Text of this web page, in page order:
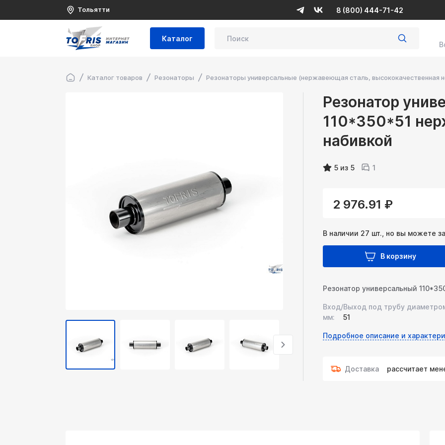
Тольятти 8 (800) 444-71-42
Каталог
Каталог товаров Резонаторы Резонаторы универсальные (нержавеющая сталь, высококачественная
Резонатор
110*350*51
набивкой
5 из 5 1
2 976.91 ₽
В наличии 27 шт., но вы можете
В корзину
Резонатор универсальный
Вход/Выход под трубу
мм:
51
Подробное описание и
Доставка рассчитает